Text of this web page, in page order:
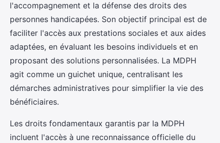
l'accompagnement et la défense des droits des
personnes handicapées. Son objectif principal est de
faciliter l'accès aux prestations sociales et aux aides
adaptées, en évaluant les besoins individuels et en
proposant des solutions personnalisées. La MDPH
agit comme un guichet unique, centralisant les
démarches administratives pour simplifier la vie des
bénéficiaires.
Les droits fondamentaux garantis par la MDPH
incluent l'accès à une reconnaissance officielle du